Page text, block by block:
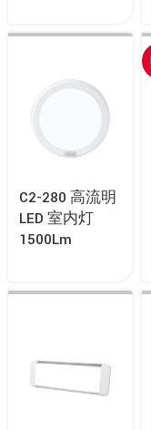
C2-280 高流明
LED 室内灯
1500Lm